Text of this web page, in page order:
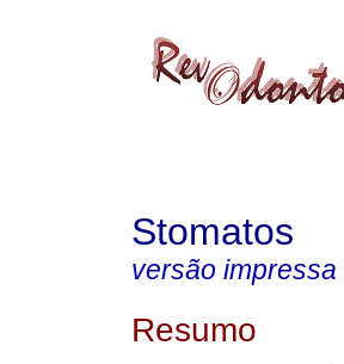
Stomatos
versão impressa
Resumo